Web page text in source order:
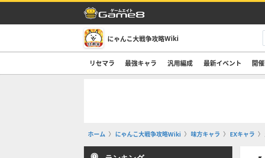
にゃんこ大戦争攻略Wiki
リセマラ 最強キャラ 汎用編成 最新イベント 開
ホーム にゃんこ大戦争攻略Wiki 味方キャラ EXキャラ